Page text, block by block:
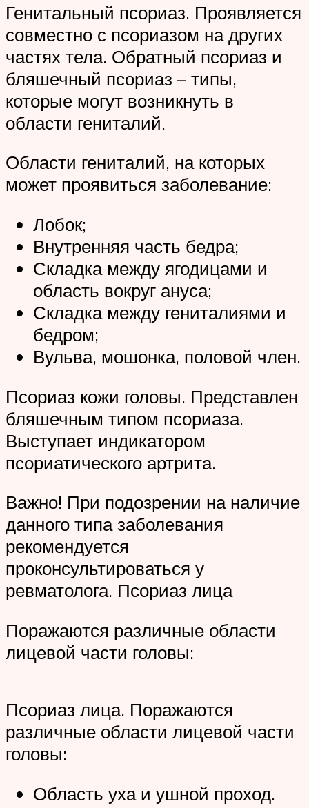
Генитальный псориаз. Проявляется
совместно с псориазом на других
частях тела. Обратный псориаз и
бляшечный псориаз – типы,
которые могут возникнуть в
области гениталий.
Области гениталий, на которых
может проявиться заболевание:
Лобок;
Внутренняя часть бедра;
Складка между ягодицами и
область вокруг ануса;
Складка между гениталиями и
бедром;
Вульва, мошонка, половой член.
Псориаз кожи головы. Представлен
бляшечным типом псориаза.
Выступает индикатором
псориатического артрита.
Важно! При подозрении на наличие
данного типа заболевания
рекомендуется
проконсультироваться у
ревматолога. Псориаз лица
Поражаются различные области
лицевой части головы:
Псориаз лица. Поражаются
различные области лицевой части
головы:
Область уха и ушной проход.